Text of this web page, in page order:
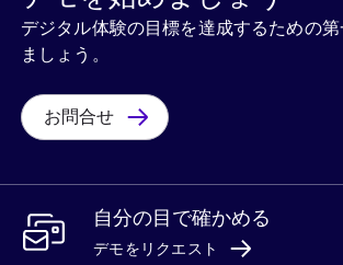
デジタル体験の目標を達成するための
ましょう。
お問合せ
自分の目で確かめる
デモをリクエスト